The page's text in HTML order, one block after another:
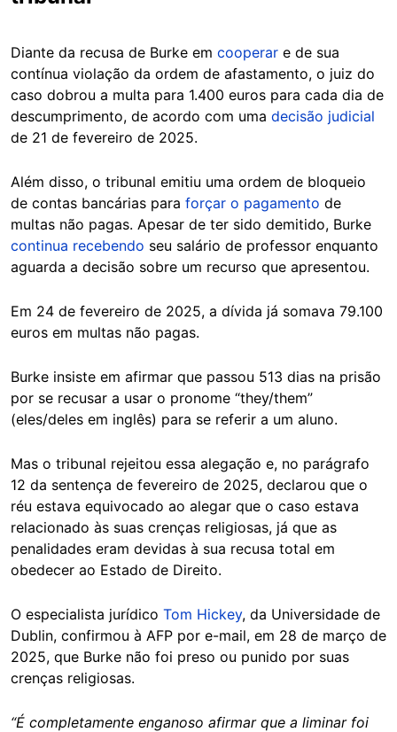
Diante da recusa de Burke em cooperar e de sua
contínua violação da ordem de afastamento, o juiz do
caso dobrou a multa para 1.400 euros para cada dia de
descumprimento, de acordo com uma decisão judicial
de 21 de fevereiro de 2025.
Além disso, o tribunal emitiu uma ordem de bloqueio
de contas bancárias para forçar o pagamento de
multas não pagas. Apesar de ter sido demitido, Burke
continua recebendo seu salário de professor enquanto
aguarda a decisão sobre um recurso que apresentou.
Em 24 de fevereiro de 2025, a dívida já somava 79.100
euros em multas não pagas.
Burke insiste em afirmar que passou 513 dias na prisão
por se recusar a usar o pronome “they/them”
(eles/deles em inglês) para se referir a um aluno.
Mas o tribunal rejeitou essa alegação e, no parágrafo
12 da sentença de fevereiro de 2025, declarou que o
réu estava equivocado ao alegar que o caso estava
relacionado às suas crenças religiosas, já que as
penalidades eram devidas à sua recusa total em
obedecer ao Estado de Direito.
O especialista jurídico Tom Hickey, da Universidade de
Dublin, confirmou à AFP por e-mail, em 28 de março de
2025, que Burke não foi preso ou punido por suas
crenças religiosas.
“É completamente enganoso afirmar que a liminar foi